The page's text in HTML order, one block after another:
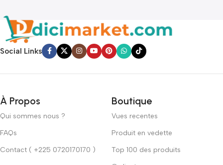
Social Links
À Propos
Qui sommes nous ?
FAQs
Contact ( +225 0720170170 )
Boutique
Vues recentes
Produit en vedette
Top 100 des produits